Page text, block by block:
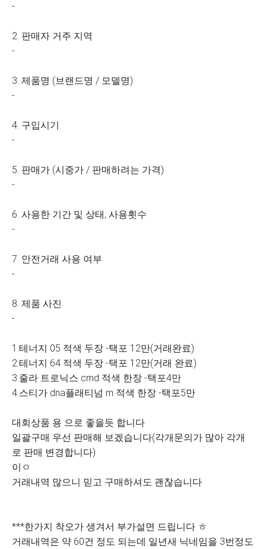
-
2. 판매자 거주 지역
-
3. 제품명 (브랜드명 / 모델명)
-
4. 구입시기
-
5. 판매가 (시중가 / 판매하려는 가격)
-
6. 사용한 기간 및 상태, 사용횟수
-
7. 안전거래 사용 여부
-
8. 제품 사진
-
1.테너지 05 적색 두장 -택포 12만(거래완료)
2.테너지 64 적색 두장 -택포 12만(거래 완료)
3.줄라 트로닉스 cmd 적색 한장 -택포4만
4.스티가 dna플래티넘 m 적색 한장 -택포5만
대회상품 용 으로 좋을듯 합니다
일괄구매 우선 판매해 보겠습니다(각개문의가 많아 각개
로 판매 변경합니다)
이ㅇ
거래내역 많으니 믿고 구매하셔도 괜찮습니다
***한가지 착오가 생겨서 부가설면 드립니다 ㅎ
거래내역은 약 60건 정도 되는데 일년새 닉네임을 3번정도